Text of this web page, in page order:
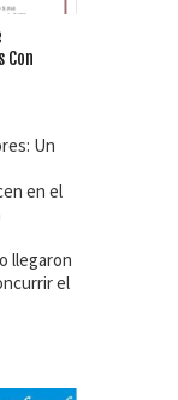
Con
Un
en el
llegaron
el